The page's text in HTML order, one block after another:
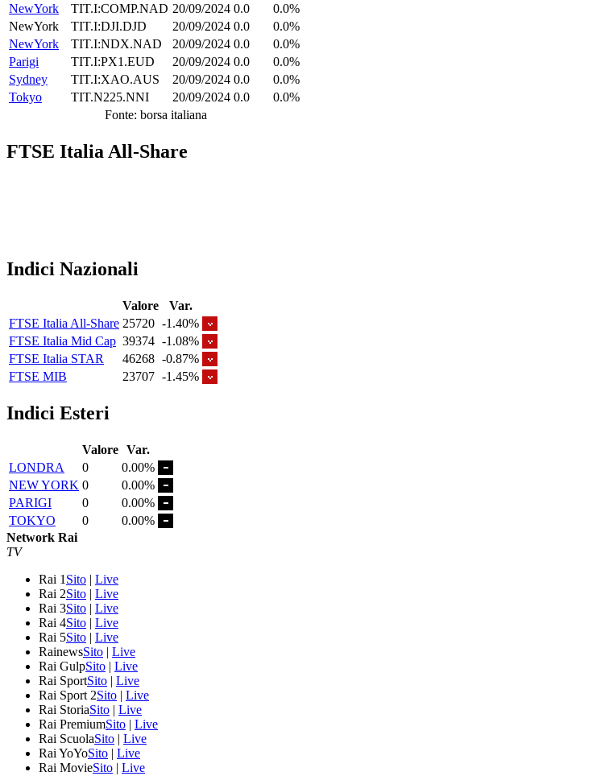
NewYork
TIT.I:COMP.NAD 20/09/2024 0.0
0.0%
NewYork
TIT.I:DJI.DJD 20/09/2024 0.0
0.0%
NewYork
TIT.I:NDX.NAD 20/09/2024 0.0
0.0%
Parigi
TIT.I:PX1.EUD 20/09/2024 0.0
0.0%
Sydney
TIT.I:XAO.AUS 20/09/2024 0.0
0.0%
Tokyo
TIT.N225.NNI 20/09/2024 0.0
0.0%
Fonte: borsa italiana
FTSE Italia All-Share
Indici Nazionali
Valore
Var.
FTSE Italia All-Share 25720 -1.40%
FTSE Italia Mid Cap 39374 -1.08%
FTSE Italia STAR
46268 -0.87%
FTSE MIB
23707 -1.45%
Indici Esteri
Valore Var.
LONDRA
0
0.00%
NEW YORK 0
0.00%
PARIGI
0
0.00%
TOKYO
0
0.00%
Network Rai
TV
Rai 1 Sito | Live
Rai 2Sito | Live
Rai 3Sito | Live
Rai 4Sito | Live
Rai 5Sito | Live
RainewsSito | Live
Rai GulpSito | Live
Rai SportSito | Live
Rai Sport 2Sito | Live
Rai StoriaSito | Live
Rai PremiumSito | Live
Rai ScuolaSito | Live
Rai YoYoSito | Live
Rai MovieSito | Live